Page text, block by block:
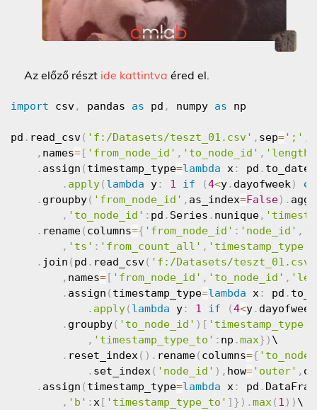
Az előző részt ide kattintva éred el.
import csv, pandas as pd , numpy as np
pd . read_csv( 'f:/Datasets/teszt_01.csv' , sep=';' ,
, names= [ 'from_node_id' , 'to_node_id' , 'length'
. assign ( timestamp_type=lambda x: pd .
. apply( lambda y: 1 if (4<y. dayofweek)
. groupby( 'from_node_id' , as_index=False) . agg
, 'to_node_id' : pd . Series . nunique,
. rename( columns={ 'from_node_id' : 'node_id' ,
, 'ts' : 'from_count_all' , 'timestamp_type'
. join ( pd . read_csv( 'f:/Datasets/teszt_01.csv'
, names= [ 'from_node_id' , 'to_node_id' ,
. assign ( timestamp_type=lambda x: pd .
. apply( lambda y: 1 if (4<y. dayofweek
. groupby( 'to_node_id' ) [ 'timestamp_type'
, 'timestamp_type_to' : np .max} ) \
. reset_index( ) . rename( columns={
. set_index( 'node_id' ) , how='outer' , on
. assign ( timestamp_type=lambda x: pd .
, 'b' :x [ 'timestamp_type_to' ] } ) .max( 1 ) ) \